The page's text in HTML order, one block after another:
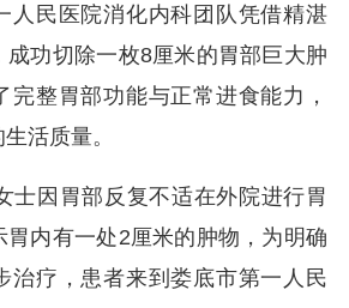
人民医院消化内科团队凭借精湛
成功切除一枚8厘米的胃部巨大肿
完整胃部功能与正常进食能力，
活质量。
士因胃部反复不适在外院进行胃
胃内有一处2厘米的肿物，为明确
治疗，患者来到娄底市第一人民